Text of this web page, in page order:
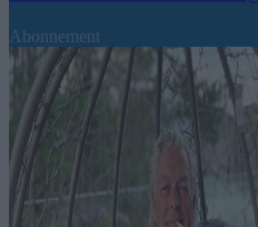
Abonnement